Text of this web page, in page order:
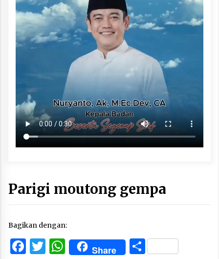
Parigi moutong gempa
Bagikan dengan:
Facebook
Twitter
WhatsApp
Share Share